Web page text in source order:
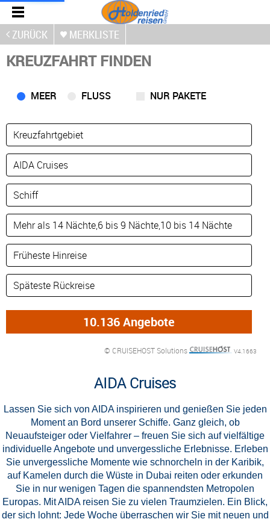
ZURÜCK MERKLISTE
KREUZFAHRT FINDEN
MEER FLUSS NUR PAKETE
© CRUISEHOST Solutions V4.1663
AIDA Cruises
Lassen Sie sich von AIDA inspirieren und genießen Sie jeden
Moment an Bord unserer Schiffe. Ganz gleich, ob
Neuaufsteiger oder Vielfahrer – freuen Sie sich auf vielfältige
individuelle Angebote und unvergessliche Erlebnisse. Erleben
Sie unvergessliche Momente wie schnorcheln in der Karibik,
auf Kamelen durch die Wüste in Dubai reiten oder erkunden
Sie in nur wenigen Tagen die spannendsten Metropolen
Europas. Mit AIDA reisen Sie zu vielen Traumzielen. Ein Blick,
der sich lohnt: Jede Woche überraschen wir Sie mit neuen und